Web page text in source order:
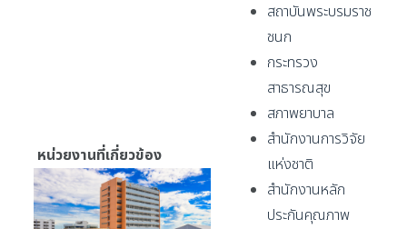
หน่วยงานที่เกี่ยวข้อง
สถาบันพระบรมราช
ชนก
กระทรวง
สาธารณสุข
สภาพยาบาล
สำนักงานการวิจัย
แห่งชาติ
สำนักงานหลัก
ประกันคุณภาพ